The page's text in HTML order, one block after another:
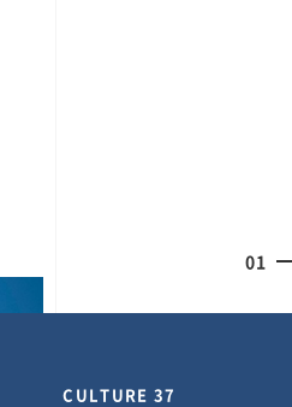
0
CULTURE 30